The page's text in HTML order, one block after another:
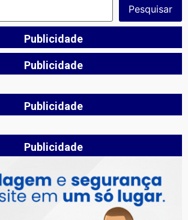
Pesquisar
Publicidade
Publicidade
Publicidade
Publicidade